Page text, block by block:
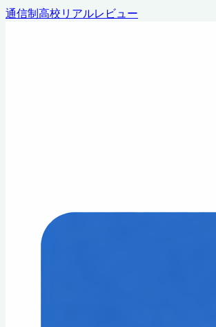
通信制高校リアルレビュー